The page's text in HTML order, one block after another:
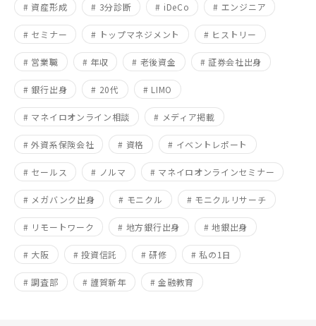
# 資産形成 # 3分診断 # iDeCo # エンジニア
# セミナー # トップマネジメント # ヒストリー
# 営業職 # 年収 # 老後資金 # 証券会社出身
# 銀行出身 # 20代 # LIMO
# マネイロオンライン相談 # メディア掲載
# 外資系保険会社 # 資格 # イベントレポート
# セールス # ノルマ # マネイロオンラインセミナー
# メガバンク出身 # モニクル # モニクルリサーチ
# リモートワーク # 地方銀行出身 # 地銀出身
# 大阪 # 投資信託 # 研修 # 私の1日
# 調査部 # 謹賀新年 # 金融教育